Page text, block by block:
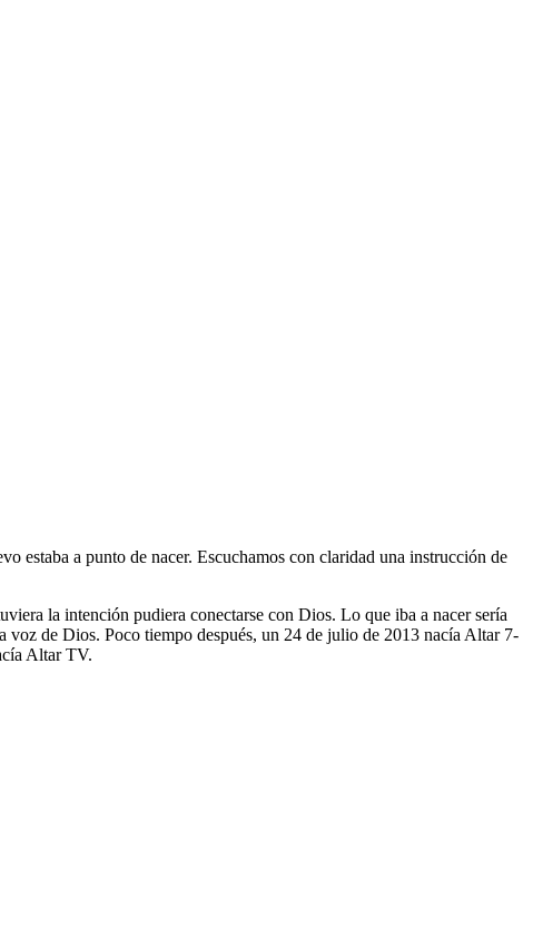
estaba a punto de nacer. Escuchamos con claridad una instrucción de
la intención pudiera conectarse con Dios. Lo que iba a nacer sería
voz de Dios. Poco tiempo después, un 24 de julio de 2013 nacía Altar 7-
Altar TV.